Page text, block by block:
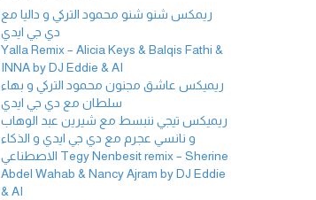
ريمكس شنو شنو محمود التركي و داليا مع
دي جي ايدي
Yalla Remix – Alicia Keys & Balqis Fathi &
INNA by DJ Eddie & AI
ريميكس عاشق مجنون محمود التركي و بهاء
سلطان مع دي جي ايدي
ريميكس تيجي ننبسط مع شيرين عبد الوهاب
و نانسي عجرم مع دي جي ايدي و الذكاء
الاصطناعي Tegy Nenbesit remix – Sherine
Abdel Wahab & Nancy Ajram by DJ Eddie
& AI